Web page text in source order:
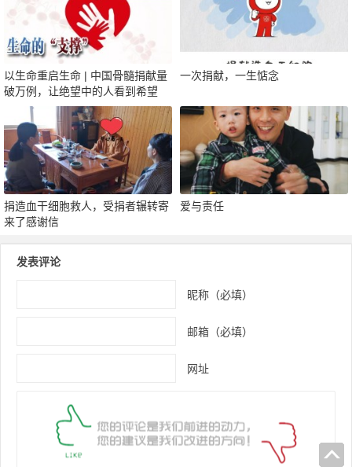
以生命重启生命 | 中国骨髓捐献量
破万例，让绝望中的人看到希望
一次捐献，一生惦念
捐造血干细胞救人，受捐者辗转寄
来了感谢信
爱与责任
发表评论
昵称（必填）
邮箱（必填）
网址